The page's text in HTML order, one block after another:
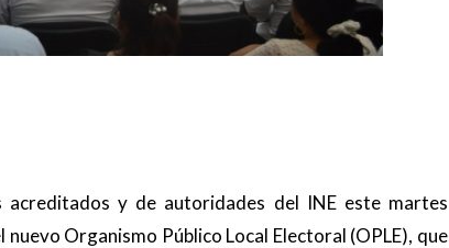
y de autoridades del INE este martes
Organismo Público Local Electoral (OPLE), que